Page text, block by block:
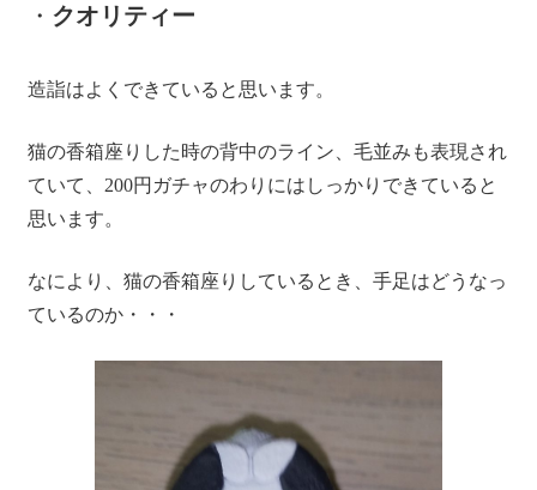
・ クオリティー
造詣はよくできていると思います。
猫の香箱座りした時の背中のライン、毛並みも表現され
ていて、200円ガチャのわりにはしっかりできていると
思います。
なにより、猫の香箱座りしているとき、手足はどうなっ
ているのか・・・